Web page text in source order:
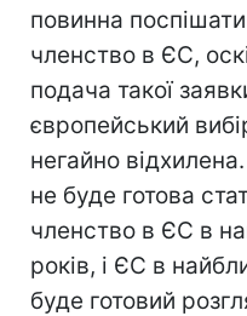
повинна
членство в ЄС,
подача такої
європейський
негайно
не буде готова
членство в ЄС в
років, і ЄС в
буде готовий